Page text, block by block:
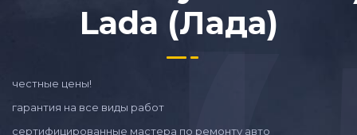
Lada (Лада)
честные цены!
гарантия на все виды работ
сертифицированные мастера по ремонту авто